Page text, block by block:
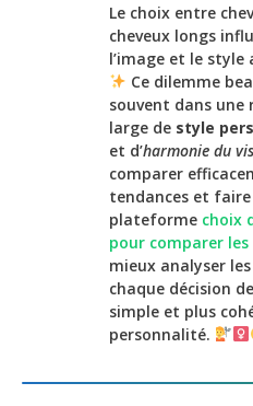
Le choix entre
cheveux longs
l’image et le style
Ce dilemme
souvent dans une
large de style
et d’harmonie du
comparer
tendances et
plateforme choix
pour comparer
mieux analyser
chaque décision
simple et plus
personnalité.